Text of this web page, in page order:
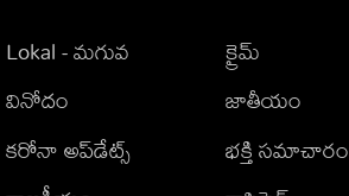
Lokal - మగువ
వినోదం
కరోనా అప్‌డేట్స్
క్రైమ్
జాతీయం
భక్తి సమాచారం